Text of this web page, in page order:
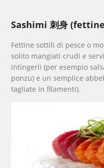
Sashimi 刺身
Fettine sottili di pesce o
solito mangiati crudi e
intingerli (per esempio
ponzu) e un semplice
tagliate in filamenti).